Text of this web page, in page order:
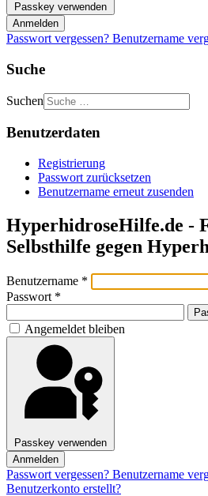
Passkey verwenden
Anmelden
Passwort vergessen? Benutzername
Suche
Suchen
Benutzerdaten
Registrierung
Passwort zurücksetzen
Benutzername erneut zusenden
HyperhidroseHilfe.de -
Selbsthilfe gegen
Benutzername *
Passwort *
Angemeldet bleiben
Passkey verwenden
Anmelden
Passwort vergessen? Benutzername
Benutzerkonto erstellt?